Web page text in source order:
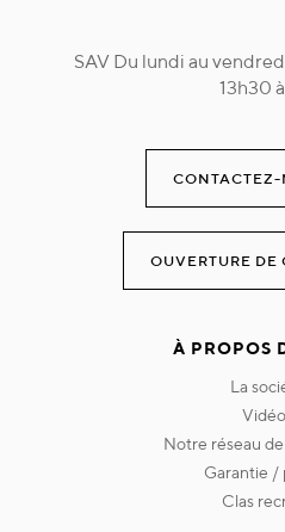
SAV Du lundi au
13h30
CONTACTEZ-
OUVERTURE DE
À PROPOS
la
notre réseau
garantie
clas